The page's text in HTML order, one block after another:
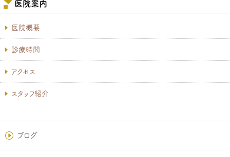
医院案内
医院概要
診療時間
アクセス
スタッフ紹介
ブログ